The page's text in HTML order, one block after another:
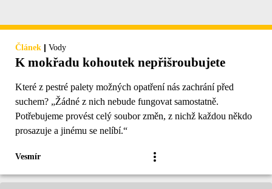
Článek | Vody
K mokřadu kohoutek nepřišroubujete
Které z pestré palety možných opatření nás zachrání před
suchem? „Žádné z nich nebude fungovat samostatně.
Potřebujeme provést celý soubor změn, z nichž každou někdo
prosazuje a jinému se nelíbí.“
Vesmír